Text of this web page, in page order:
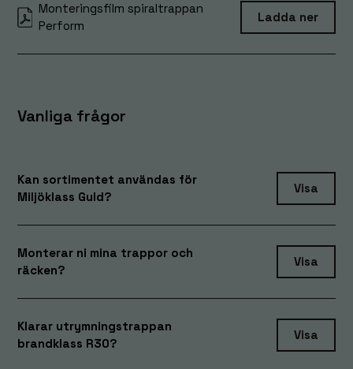
Monteringsfilm spiraltrappan
Perform
Ladda ner
Vanliga frågor
Kan sortimentet användas för
Miljöklass Guld?
Visa
Monterar ni mina trappor och
räcken?
Visa
Klarar utrymningstrappan
brandklass R30?
Visa